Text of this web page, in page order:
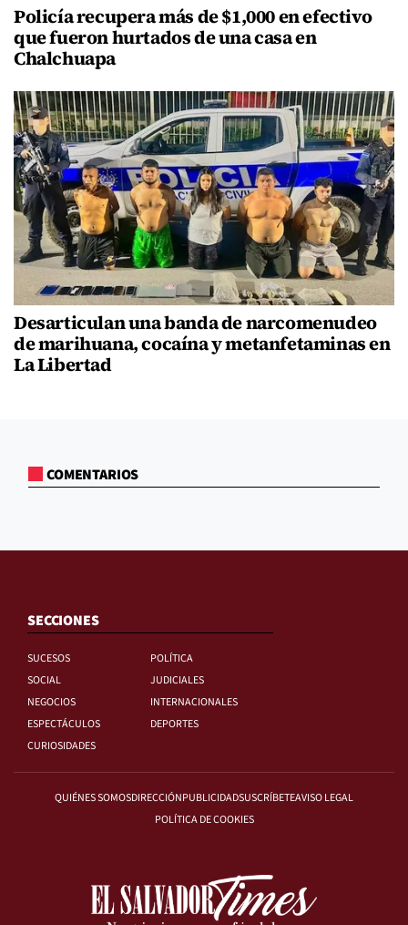
Policía recupera más de $1,000 en efectivo
que fueron hurtados de una casa en
Chalchuapa
Desarticulan una banda de narcomenudeo
de marihuana, cocaína y metanfetaminas en
La Libertad
COMENTARIOS
SECCIONES
SUCESOS
POLÍTICA
SOCIAL
JUDICIALES
NEGOCIOS
INTERNACIONALES
ESPECTÁCULOS
DEPORTES
CURIOSIDADES
QUIÉNES SOMOSDIRECCIÓNPUBLICIDADSUSCRÍBETEAVISO LEGAL
POLÍTICA DE COOKIES